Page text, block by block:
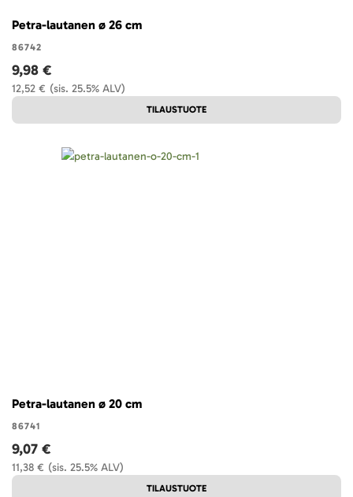
Petra-lautanen ø 26 cm
86742
(sis. 25.5% ALV)
12,52 €
9,98 €
TILAUSTUOTE
Petra-lautanen ø 20 cm
86741
(sis. 25.5% ALV)
11,38 €
9,07 €
TILAUSTUOTE